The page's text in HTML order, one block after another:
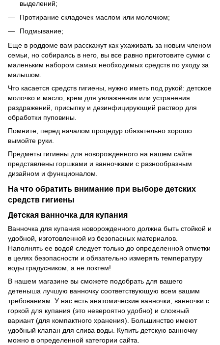
выделений;
Протирание складочек маслом или молочком;
Подмывание;
Еще в роддоме вам расскажут как ухаживать за новым членом
семьи, но собираясь в него, вы все равно приготовите сумки с
маленьким набором самых необходимых средств по уходу за
малышом.
Что касается средств гигиены, нужно иметь под рукой: детское
молочко и масло, крем для увлажнения или устранения
раздражений, присыпку и дезинфицирующий раствор для
обработки пуповины.
Помните, перед началом процедур обязательно хорошо
вымойте руки.
Предметы гигиены для новорожденного на нашем сайте
представлены горшками и ванночками с разнообразным
дизайном и функционалом.
На что обратить внимание при выборе детских
средств гигиены
Детская ванночка для купания
Ванночка для купания новорожденного должна быть стойкой и
удобной, изготовленной из безопасных материалов.
Наполнять ее водой следует только до определенной отметки
в целях безопасности и обязательно измерять температуру
воды градусником, а не локтем!
В нашем магазине вы сможете подобрать для вашего
детеныша лучшую ванночку соответствующую всем вашим
требованиям. У нас есть анатомические ванночки, ванночки с
горкой для купания (это невероятно удобно) и сложный
вариант (для компактного хранения). Большинство имеют
удобный клапан для слива воды. Купить детскую ванночку
можно в определенной категории сайта.